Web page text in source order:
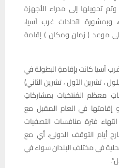
تحويلها إلى مدراء الأجهزةِ
وبمشورةِ اتحادات غرب آسيا،
موعد ( زمان ومكان ) إقامة
آسيا كانت بإقامةِ البطولة في
، تشرين الأول ، تشرين الثاني)
معظم المُنتخبات بمشاركاتٍ
إقامتها في العام المقبل مع
فترة منافسات التصفيات
أيام التوقف الدوليّ، أي مع
في مختلفِ البلدان سواء في